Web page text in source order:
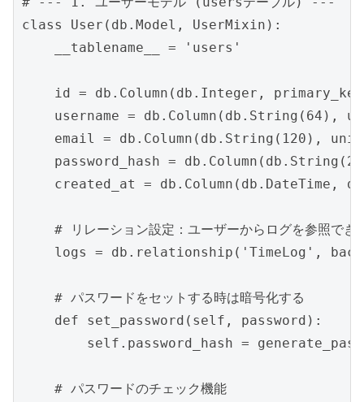
class User(db.Model, UserMixin):
    __tablename__ = 'users'
id = db.Column(db.Integer,
username = db.Column(db.String(64),
email = db.Column(db.String(120),
password_hash =
created_at = db.Column(db.DateTime,
# リレーション設定：ユーザーからログを参照でき
logs = db.relationship('TimeLog',
    # パスワードをセットする時は暗号化する
    def set_password(self, password):
self.password_hash =
    # パスワードのチェック機能